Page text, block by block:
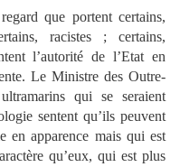
que portent certains,
racistes ; certains,
l’autorité de l’Etat en
Le Ministre des Outre-
qui se seraient
sentent qu’ils peuvent
en apparence mais qui est
qu’eux, qui est plus